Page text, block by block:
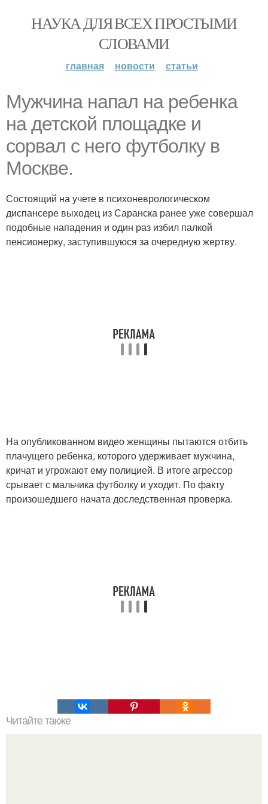
НАУКА ДЛЯ ВСЕХ ПРОСТЫМИ
СЛОВАМИ
главная новости статьи
Мужчина напал на ребенка
на детской площадке и
сорвал с него футболку в
Москве.
Состоящий на учете в психоневрологическом
диспансере выходец из Саранска ранее уже совершал
подобные нападения и один раз избил палкой
пенсионерку, заступившуюся за очередную жертву.
На опубликованном видео женщины пытаются отбить
плачущего ребенка, которого удерживает мужчина,
кричат и угрожают ему полицией. В итоге агрессор
срывает с мальчика футболку и уходит. По факту
произошедшего начата доследственная проверка.
Читайте также